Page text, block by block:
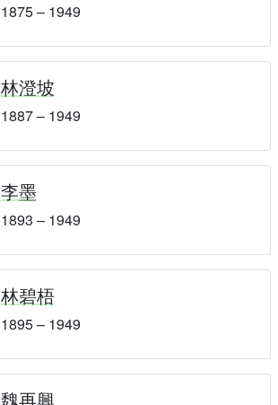
1875 – 1949
林澄坡
1887 – 1949
李墨
1893 – 1949
林碧梧
1895 – 1949
魏再興